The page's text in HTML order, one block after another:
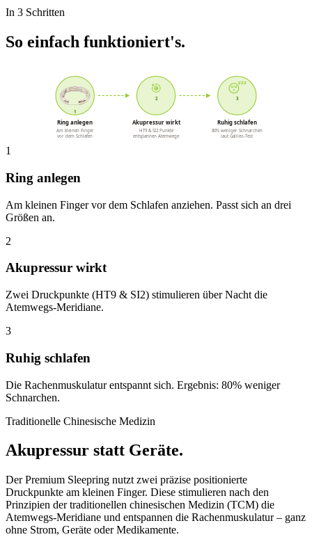
In 3 Schritten
So einfach funktioniert's.
1
Ring anlegen
Am kleinen Finger
vor dem Schlafen
🎯
2
Akupressur wirkt
HT9 & SI2 Punkte
entspannen Atemwege
😴
3
Ruhig schlafen
80% weniger Schnarchen
laut Galileo-Test
1
Ring anlegen
Am kleinen Finger vor dem Schlafen anziehen. Passt sich an drei
Größen an.
2
Akupressur wirkt
Zwei Druckpunkte (HT9 & SI2) stimulieren über Nacht die
Atemwegs-Meridiane.
3
Ruhig schlafen
Die Rachenmuskulatur entspannt sich. Ergebnis: 80% weniger
Schnarchen.
Traditionelle Chinesische Medizin
Akupressur statt Geräte.
Der Premium Sleepring nutzt zwei präzise positionierte
Druckpunkte am kleinen Finger. Diese stimulieren nach den
Prinzipien der traditionellen chinesischen Medizin (TCM) die
Atemwegs-Meridiane und entspannen die Rachenmuskulatur – ganz
ohne Strom, Geräte oder Medikamente.